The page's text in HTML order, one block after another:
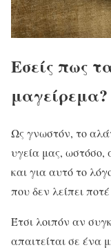
Εσείς πως
μαγείρεμα?
Ως γνωστόν, το
υγεία μας, ωστόσο,
και για αυτό το
που δεν λείπει
Έτσι λοιπόν αν
απαιτείται σε ένα